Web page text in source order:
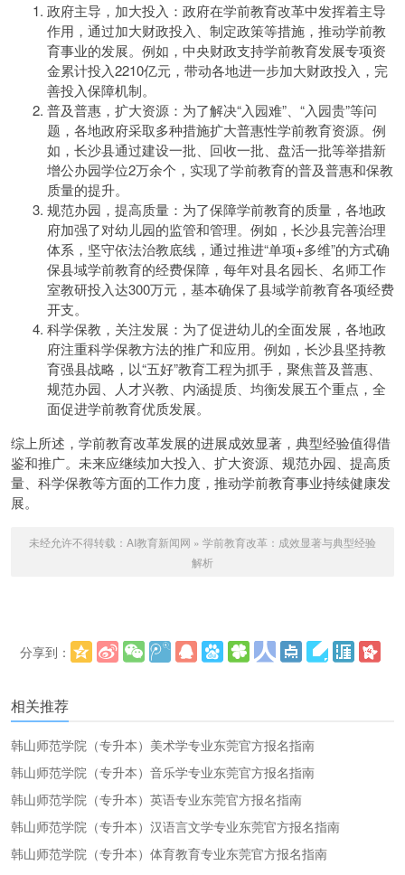
政府主导，加大投入：政府在学前教育改革中发挥着主导
作用，通过加大财政投入、制定政策等措施，推动学前教
育事业的发展。例如，中央财政支持学前教育发展专项资
金累计投入2210亿元，带动各地进一步加大财政投入，完
善投入保障机制。
普及普惠，扩大资源：为了解决“入园难”、“入园贵”等问
题，各地政府采取多种措施扩大普惠性学前教育资源。例
如，长沙县通过建设一批、回收一批、盘活一批等举措新
增公办园学位2万余个，实现了学前教育的普及普惠和保教
质量的提升。
规范办园，提高质量：为了保障学前教育的质量，各地政
府加强了对幼儿园的监管和管理。例如，长沙县完善治理
体系，坚守依法治教底线，通过推进“单项+多维”的方式确
保县域学前教育的经费保障，每年对县名园长、名师工作
室教研投入达300万元，基本确保了县域学前教育各项经费
开支。
科学保教，关注发展：为了促进幼儿的全面发展，各地政
府注重科学保教方法的推广和应用。例如，长沙县坚持教
育强县战略，以“五好”教育工程为抓手，聚焦普及普惠、
规范办园、人才兴教、内涵提质、均衡发展五个重点，全
面促进学前教育优质发展。
综上所述，学前教育改革发展的进展成效显著，典型经验值得借
鉴和推广。未来应继续加大投入、扩大资源、规范办园、提高质
量、科学保教等方面的工作力度，推动学前教育事业持续健康发
展。
未经允许不得转载： AI教育新闻网 » 学前教育改革：成效显著与典型经验
解析
分享到：
相关推荐
韩山师范学院（专升本）美术学专业东莞官方报名指南
韩山师范学院（专升本）音乐学专业东莞官方报名指南
韩山师范学院（专升本）英语专业东莞官方报名指南
韩山师范学院（专升本）汉语言文学专业东莞官方报名指南
韩山师范学院（专升本）体育教育专业东莞官方报名指南